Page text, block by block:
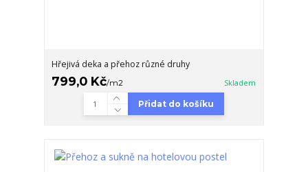
Hřejivá deka a přehoz různé druhy
799,0 Kč/m2 Skladem
Přidat do košíku